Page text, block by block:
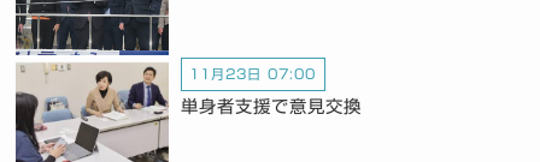
11月23日 07:00
単身者支援で意見交換